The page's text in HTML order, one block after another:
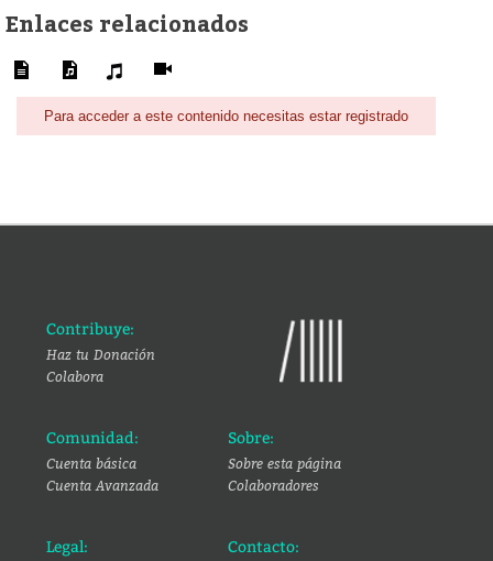
Enlaces relacionados
Para acceder a este contenido necesitas estar registrado
Contribuye:
Haz tu Donación
Colabora
Comunidad:
Cuenta básica
Cuenta Avanzada
Sobre:
Sobre esta página
Colaboradores
Legal: Contacto: